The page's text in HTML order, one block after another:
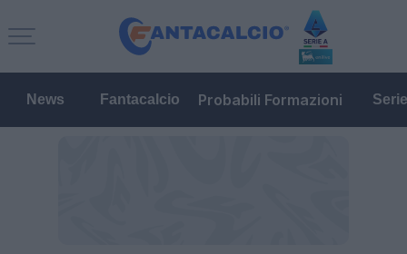
News Fantacalcio Probabili Formazioni